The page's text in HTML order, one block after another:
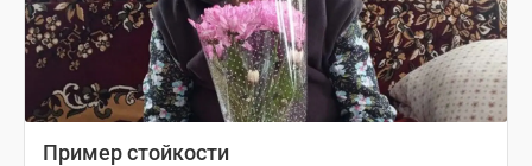
Пример стойкости